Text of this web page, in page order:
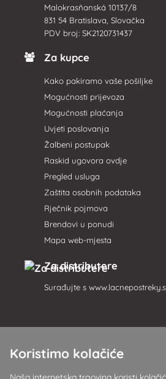
Malokrasňanská 10137/8
831 54 Bratislava, Slovačka
PDV broj: SK2120731437
Za kupce
Kako pakiramo vaše pošiljke
Mogućnosti prijevoza
Mogućnosti plaćanja
Uvjeti poslovanja
Žalbeni postupak
Raskid ugovora ovdje
Pregled usluga
Zaštita osobnih podataka
Rječnik pojmova
Brendovi u ponudi
Mapa web-mjesta
Za distributere
Surađujte s
Uvijek ćemo vas profesionalno
Koristimo kolačiće